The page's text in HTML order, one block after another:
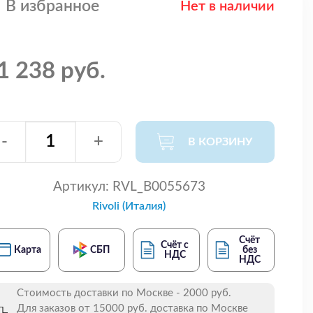
В избранное Нет в наличии
238 руб.
- + В КОРЗИНУ
Артикул: RVL_B0055673
Rivoli (Италия)
Карта СБП
Счёт с
НДС
Счёт
без
НДС
Стоимость доставки по Москве - 2000 руб.
Для заказов от 15000 руб. доставка по Москве